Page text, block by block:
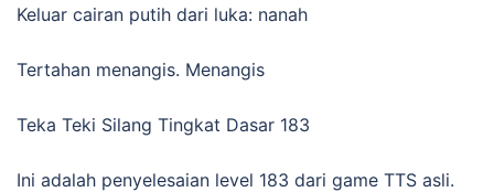
Keluar cairan putih dari luka: nanah
Tertahan menangis. Menangis
Teka Teki Silang Tingkat Dasar 183
Ini adalah penyelesaian level 183 dari game TTS asli.